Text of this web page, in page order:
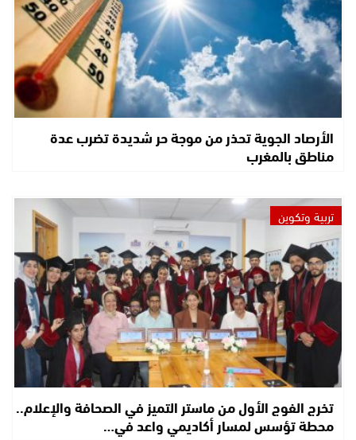
الأرصاد الجوية تحذر من موجة حر شديدة تضرب عدة
مناطق بالمغرب
تربية وتكوين
تخرج الفوج الأول من ماستر التميز في الصحافة والإعلام..
محطة تؤسس لمسار أكاديمي واعد في…